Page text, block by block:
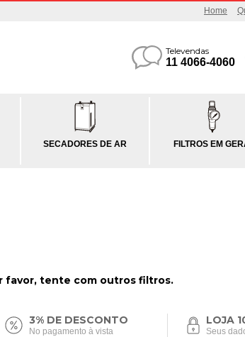
Home
Televendas
11 4066-4060
SECADORES DE AR FILTROS EM
favor, tente com outros filtros.
3% DE DESCONTO
No pagamento à vista
LOJA
Seus